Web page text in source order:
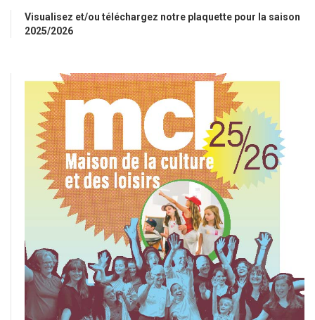
Visualisez et/ou téléchargez notre plaquette pour la saison
2025/2026